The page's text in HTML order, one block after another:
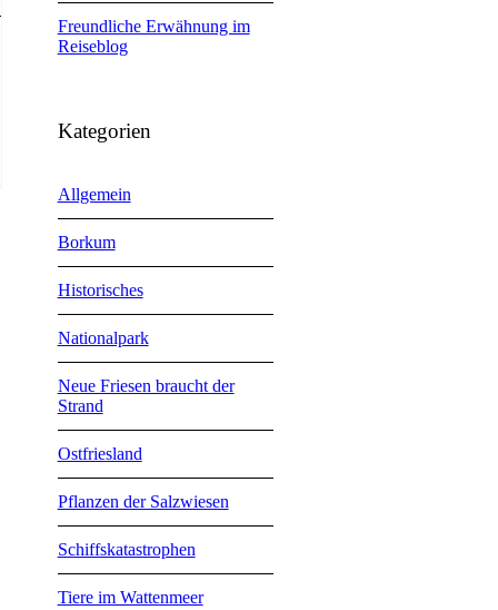
Freundliche Erwähnung im
Reiseblog
Kategorien
Allgemein
Borkum
Historisches
Nationalpark
Neue Friesen braucht der
Strand
Ostfriesland
Pflanzen der Salzwiesen
Schiffskatastrophen
Tiere im Wattenmeer